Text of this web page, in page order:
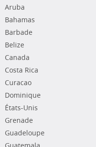
Aruba
Bahamas
Barbade
Belize
Canada
Costa Rica
Curacao
Dominique
États-Unis
Grenade
Guadeloupe